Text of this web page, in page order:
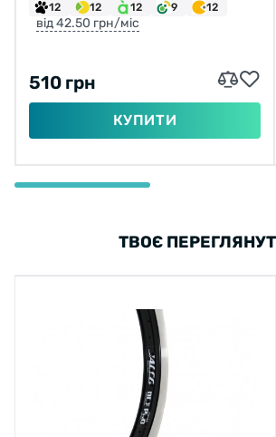
12 12 12 9 12
від 42.50 грн/міс
510 грн
КУПИТИ
ТВОЄ